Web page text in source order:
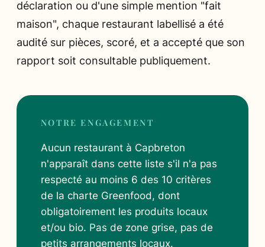
déclaration ou d'une simple mention "fait
maison", chaque restaurant labellisé a été
audité sur pièces, scoré, et a accepté que son
rapport soit consultable publiquement.
NOTRE ENGAGEMENT
Aucun restaurant à Capbreton
n'apparaît dans cette liste s'il n'a pas
respecté au moins 6 des 10 critères
de la charte Greenfood, dont
obligatoirement les produits locaux
et/ou bio. Pas de zone grise, pas de
petits arrangements locaux.